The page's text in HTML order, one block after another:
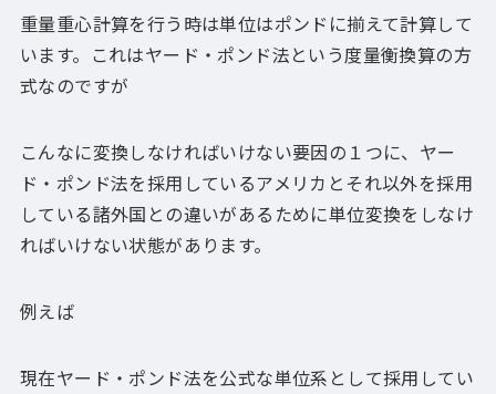
重量重心計算を行う時は単位はポンドに揃えて計算して
います。これはヤード・ポンド法という度量衡換算の方
式なのですが
こんなに変換しなければいけない要因の１つに、ヤー
ド・ポンド法を採用しているアメリカとそれ以外を採用
している諸外国との違いがあるために単位変換をしなけ
ればいけない状態があります。
例えば
現在ヤード・ポンド法を公式な単位系として採用してい